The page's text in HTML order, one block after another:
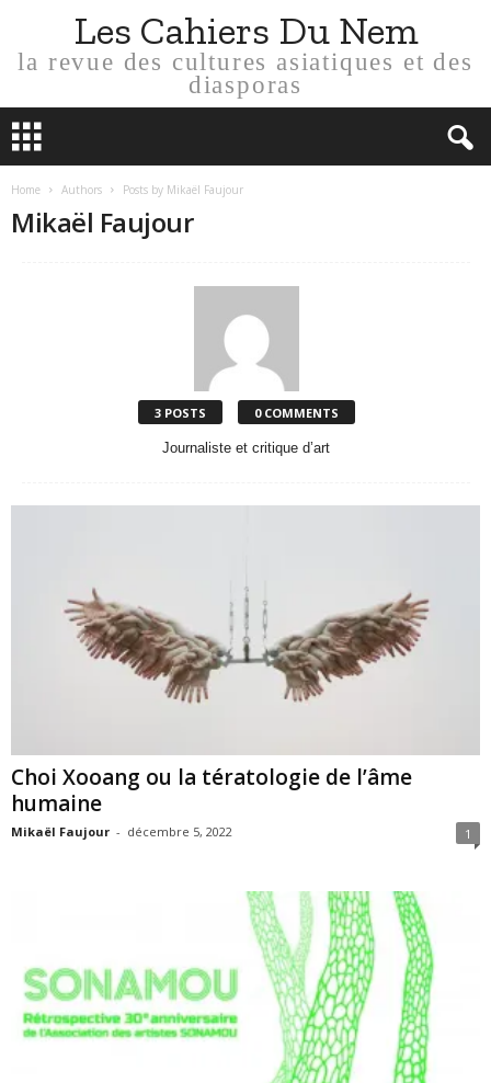
Les Cahiers Du Nem
la revue des cultures asiatiques et des
diasporas
Home Authors Posts by Mikaël Faujour
Mikaël Faujour
3 POSTS 0 COMMENTS
Journaliste et critique d’art
Choi Xooang ou la tératologie de l’âme
humaine
Mikaël Faujour - décembre 5, 2022 1